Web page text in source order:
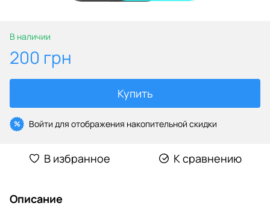
В наличии
200 грн
Купить
% Войти для отображения накопительной скидки
В избранное К сравнению
Описание